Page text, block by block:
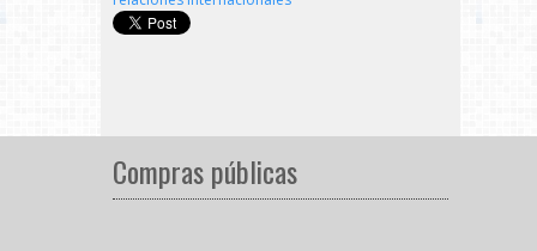
Compras públicas